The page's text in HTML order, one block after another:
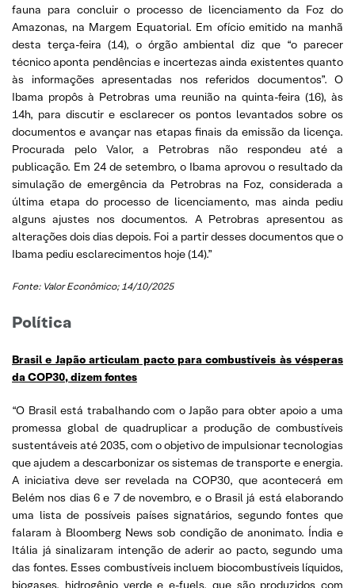
fauna para concluir o processo de licenciamento da Foz do
Amazonas, na Margem Equatorial. Em ofício emitido na manhã
desta terça-feira (14), o órgão ambiental diz que “o parecer
técnico aponta pendências e incertezas ainda existentes quanto
às informações apresentadas nos referidos documentos”. O
Ibama propôs à Petrobras uma reunião na quinta-feira (16), às
14h, para discutir e esclarecer os pontos levantados sobre os
documentos e avançar nas etapas finais da emissão da licença.
Procurada pelo Valor, a Petrobras não respondeu até a
publicação. Em 24 de setembro, o Ibama aprovou o resultado da
simulação de emergência da Petrobras na Foz, considerada a
última etapa do processo de licenciamento, mas ainda pediu
alguns ajustes nos documentos. A Petrobras apresentou as
alterações dois dias depois. Foi a partir desses documentos que o
Ibama pediu esclarecimentos hoje (14).”
Fonte: Valor Econômico; 14/10/2025
Política
Brasil e Japão articulam pacto para combustíveis às vésperas
da COP30, dizem fontes
“O Brasil está trabalhando com o Japão para obter apoio a uma
promessa global de quadruplicar a produção de combustíveis
sustentáveis até 2035, com o objetivo de impulsionar tecnologias
que ajudem a descarbonizar os sistemas de transporte e energia.
A iniciativa deve ser revelada na COP30, que acontecerá em
Belém nos dias 6 e 7 de novembro, e o Brasil já está elaborando
uma lista de possíveis países signatários, segundo fontes que
falaram à Bloomberg News sob condição de anonimato. Índia e
Itália já sinalizaram intenção de aderir ao pacto, segundo uma
das fontes. Esses combustíveis incluem biocombustíveis líquidos,
biogases, hidrogênio verde e e-fuels, que são produzidos com